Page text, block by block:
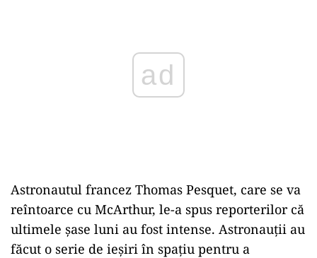
Astronautul francez Thomas Pesquet, care se va
reîntoarce cu McArthur, le-a spus reporterilor că
ultimele șase luni au fost intense. Astronauții au
făcut o serie de ieșiri în spațiu pentru a